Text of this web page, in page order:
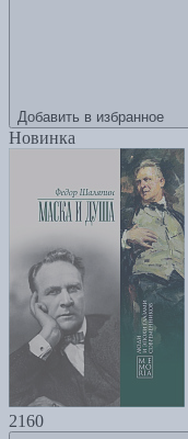
Добавить в избранное
Новинка
2160